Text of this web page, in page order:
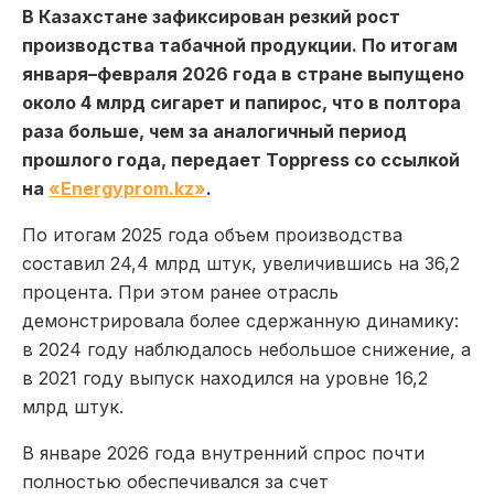
В Казахстане зафиксирован резкий рост
производства табачной продукции. По итогам
января–февраля 2026 года в стране выпущено
около 4 млрд сигарет и папирос, что в полтора
раза больше, чем за аналогичный период
прошлого года, передает Toppress со ссылкой
на «Energyprom.kz».
По итогам 2025 года объем производства
составил 24,4 млрд штук, увеличившись на 36,2
процента. При этом ранее отрасль
демонстрировала более сдержанную динамику:
в 2024 году наблюдалось небольшое снижение, а
в 2021 году выпуск находился на уровне 16,2
млрд штук.
В январе 2026 года внутренний спрос почти
полностью обеспечивался за счет